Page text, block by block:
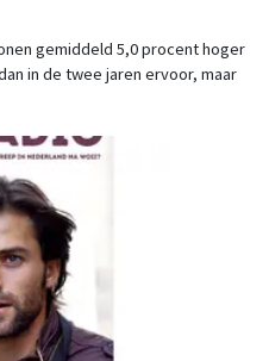
gemiddeld 5,0 procent hoger
in de twee jaren ervoor, maar